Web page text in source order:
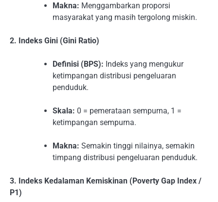
Makna: Menggambarkan proporsi
masyarakat yang masih tergolong miskin.
2. Indeks Gini (Gini Ratio)
Definisi (BPS): Indeks yang mengukur
ketimpangan distribusi pengeluaran
penduduk.
Skala: 0 = pemerataan sempurna, 1 =
ketimpangan sempurna.
Makna: Semakin tinggi nilainya, semakin
timpang distribusi pengeluaran penduduk.
3. Indeks Kedalaman Kemiskinan (Poverty Gap Index /
P1)